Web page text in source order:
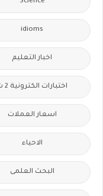
Science
idioms
اخبار التعليم
اختبارات الكترونية 2 ث
اسعار العملات
الاحياء
البحث العلمى